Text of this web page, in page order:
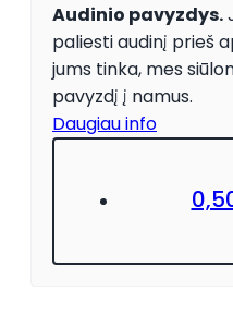
Audinio pavyzdys.
paliesti audinį prieš
jums tinka, mes
pavyzdį į namus.
Daugiau info